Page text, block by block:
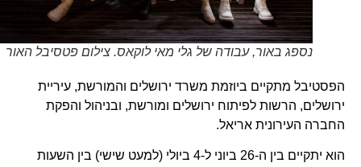
נספג באור, עבודה של גלי מאי לוקאס. צילום פטסיבל האור
הפסטיבל מתקיים ביוזמת משרד ירושלים והמורשת, עיריית
ירושלים, הרשות לפיתוח ירושלים ומורשת, ובניהול והפקת
החברה העירונית אריאל.
הוא יתקיים בין ה-26 ביוני ל-4 ביולי (למעט שישי) בין השעות